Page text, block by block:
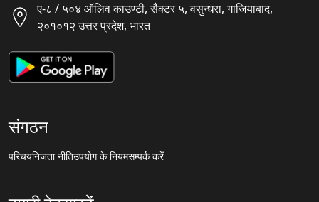
ए-८ / ५०४ ऑलिव काउण्टी, सैक्टर ५, वसुन्धरा, गाजियाबाद,
२०१०१२ उत्तर प्रदेश, भारत
संगठन
परिचयनिजता नीतिउपयोग के नियमसम्पर्क करें